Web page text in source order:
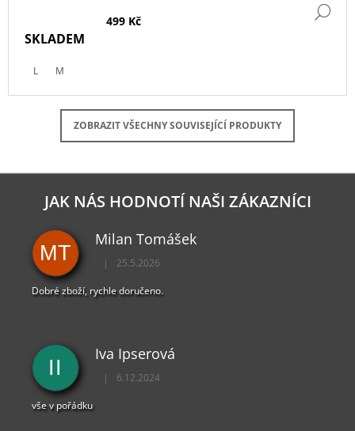
499 Kč
SKLADEM
L M
ZOBRAZIT VŠECHNY SOUVISEJÍCÍ PRODUKTY
JAK NÁS HODNOTÍ NAŠI ZÁKAZNÍCI
MT
Milan Tomášek
Hodnocení obchodu je 5 z 5 hvězdiček.
| 25.5.2026
Dobré zboží, rychle doručeno.
II
Iva Ipserová
Hodnocení obchodu je 5 z 5 hvězdiček.
| 6.12.2024
vše v pořádku